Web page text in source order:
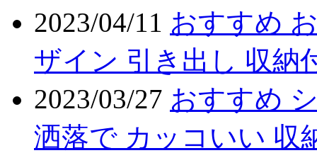
2023/04/11 おすすめ
ザイン 引き出し 収納
2023/03/27 おすすめ
洒落で カッコいい 収